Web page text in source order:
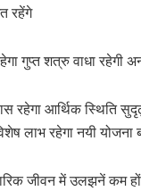
रहेंगे
गुप्त शत्रु वाधा
रहेगा आर्थिक स्थिति
लाभ रहेगा नयी
जीवन में उलझनें कम